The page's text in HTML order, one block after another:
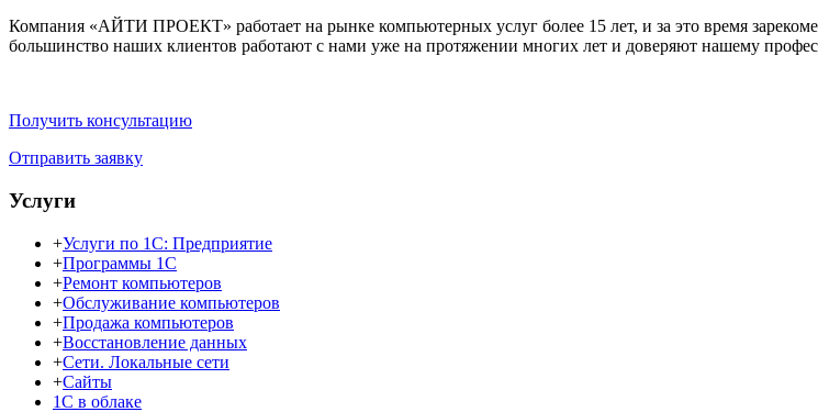
Компания «АЙТИ ПРОЕКТ» работает на рынке компьютерных услуг более 15 лет, и за это время
большинство наших клиентов работают с нами уже на протяжении многих лет и доверяют нашему
Получить консультацию
Отправить заявку
Услуги
+Услуги по 1С: Предприятие
+Программы 1С
+Ремонт компьютеров
+Обслуживание компьютеров
+Продажа компьютеров
+Восстановление данных
+Сети. Локальные сети
+Сайты
1С в облаке